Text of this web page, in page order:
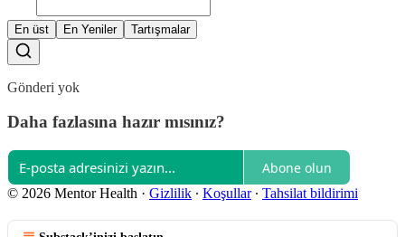
En üst En Yeniler Tartışmalar
Gönderi yok
Daha fazlasına hazır mısınız?
Abone olun
© 2026 Mentor Health · Gizlilik ∙ Koşullar∙ Tahsilat bildirimi